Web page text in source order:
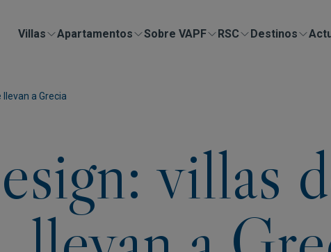
Villas Apartamentos Sobre VAPF RSC Destinos
llevan a Grecia
villas